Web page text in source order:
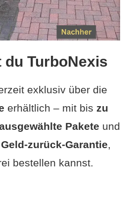
TurboNexis
exklusiv über die
erhältlich – mit bis zu
Pakete und
zurück-Garantie,
bestellen kannst.